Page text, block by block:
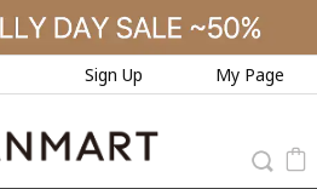
Sign Up My Page